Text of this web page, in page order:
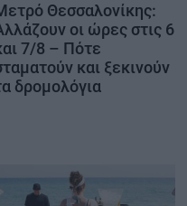
Θεσσαλονίκης:
οι ώρες στις 6
7/8 – Πότε
και ξεκινούν
δρομολόγια